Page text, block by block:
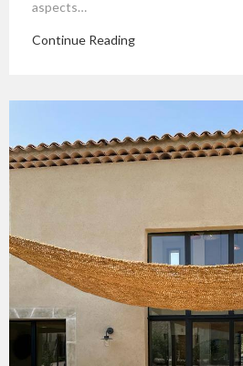
aspects…
Continue Reading